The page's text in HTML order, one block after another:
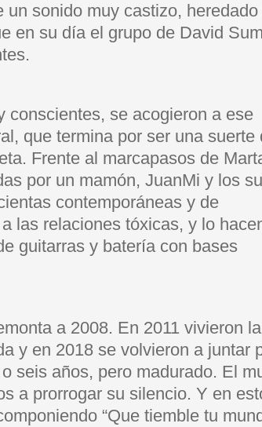
sonido muy castizo, heredado
en su día el grupo de David
conscientes, se acogieron a ese
que termina por ser una suerte
Frente al marcapasos de
por un mamón, JuanMi y los
contemporáneas y de
las relaciones tóxicas, y lo
guitarras y batería con bases
a 2008. En 2011 vivieron la
y en 2018 se volvieron a juntar
seis años, pero madurado. El
a prorrogar su silencio. Y en
“Que tiemble tu